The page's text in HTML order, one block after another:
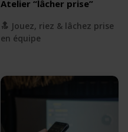
Atelier “lâcher prise”
🔝 Jouez, riez & lâchez prise
en équipe